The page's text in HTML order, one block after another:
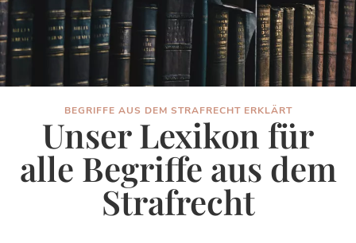
BEGRIFFE AUS DEM STRAFRECHT ERKLÄRT
Unser Lexikon für
alle Begriffe aus dem
Strafrecht